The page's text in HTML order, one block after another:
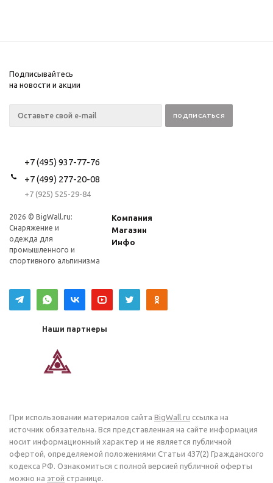
Подписывайтесь
на новости и акции
+7 (495) 937-77-76
+7 (499) 277-20-08
+7 (925) 525-29-84
2026 © BigWall.ru:
Снаряжение и
одежда для
промышленного и
спортивного альпинизма
Компания
Магазин
Инфо
Наши партнеры
При использовании материалов сайта BigWall.ru ссылка на
источник обязательна. Вся представленная на сайте информация
носит информационный характер и не является публичной
офертой, определяемой положениями Статьи 437(2) Гражданского
кодекса РФ. Ознакомиться с полной версией публичной оферты
можно на этой странице.